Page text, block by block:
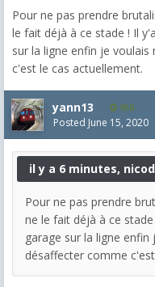
Pour ne pas prendre
le fait déjà à ce stade ! Il
sur la ligne enfin je
c'est le cas actuellement.
yann13 950
Posted June 15, 2020
il y a 6 minutes,
Pour ne pas prendre
ne le fait déjà à ce
garage sur la ligne
désaffecter comme